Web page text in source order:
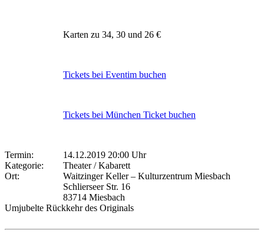
Karten zu 34, 30 und 26 €
Tickets bei Eventim buchen
Tickets bei München Ticket buchen
Termin:
14.12.2019 20:00 Uhr
Kategorie:
Theater / Kabarett
Ort:
Waitzinger Keller – Kulturzentrum Miesbach
Schlierseer Str. 16
83714 Miesbach
Umjubelte Rückkehr des Originals